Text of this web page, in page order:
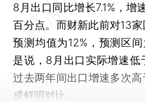
8月出口同比增长7.1%，增
百分点。而财新此前对13
预测均值为12%，预测区
是说，8月出口实际增速低
过去两年间出口增速多次
成鲜明对比。